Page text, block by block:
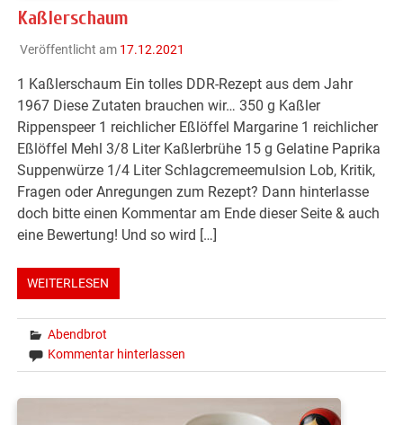
Kaßlerschaum
Veröffentlicht am 17.12.2021
1 Kaßlerschaum Ein tolles DDR-Rezept aus dem Jahr
1967 Diese Zutaten brauchen wir… 350 g Kaßler
Rippenspeer 1 reichlicher Eßlöffel Margarine 1 reichlicher
Eßlöffel Mehl 3/8 Liter Kaßlerbrühe 15 g Gelatine Paprika
Suppenwürze 1/4 Liter Schlagcremeemulsion Lob, Kritik,
Fragen oder Anregungen zum Rezept? Dann hinterlasse
doch bitte einen Kommentar am Ende dieser Seite & auch
eine Bewertung! Und so wird […]
WEITERLESEN
Abendbrot
Kommentar hinterlassen